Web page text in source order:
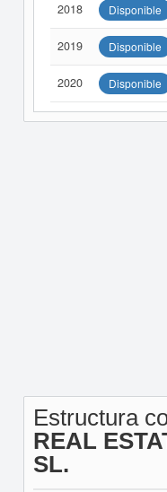
2018 Disponible
2019 Disponible
2020 Disponible
Estructura
REAL
SL.